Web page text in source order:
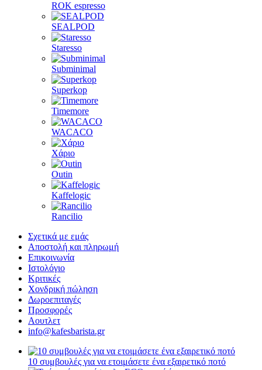
ROK espresso
SEALPOD
Staresso
Subminimal
Superkop
Timemore
WACACO
Χάριο
Outin
Kaffelogic
Rancilio
Σχετικά με εμάς
Αποστολή και πληρωμή
Επικοινωνία
Ιστολόγιο
Κριτικές
Χονδρική πώληση
Δωροεπιταγές
Προσφορές
Αουτλετ
info@kafesbarista.gr
10 συμβουλές για να ετοιμάσετε ένα εξαιρετικό ποτό